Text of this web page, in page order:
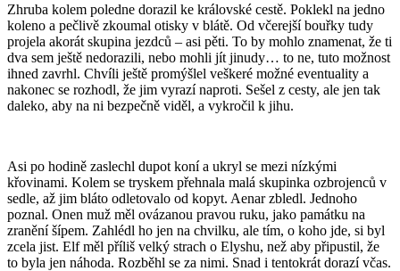
Zhruba kolem poledne dorazil ke královské cestě. Poklekl na jedno
koleno a pečlivě zkoumal otisky v blátě. Od včerejší bouřky tudy
projela akorát skupina jezdců – asi pěti. To by mohlo znamenat, že ti
dva sem ještě nedorazili, nebo mohli jít jinudy… to ne, tuto možnost
ihned zavrhl. Chvíli ještě promýšlel veškeré možné eventuality a
nakonec se rozhodl, že jim vyrazí naproti. Sešel z cesty, ale jen tak
daleko, aby na ni bezpečně viděl, a vykročil k jihu.
Asi po hodině zaslechl dupot koní a ukryl se mezi nízkými
křovinami. Kolem se tryskem přehnala malá skupinka ozbrojenců v
sedle, až jim bláto odletovalo od kopyt. Aenar zbledl. Jednoho
poznal. Onen muž měl ovázanou pravou ruku, jako památku na
zranění šípem. Zahlédl ho jen na chvilku, ale tím, o koho jde, si byl
zcela jist. Elf měl příliš velký strach o Elyshu, než aby připustil, že
to byla jen náhoda. Rozběhl se za nimi. Snad i tentokrát dorazí včas.